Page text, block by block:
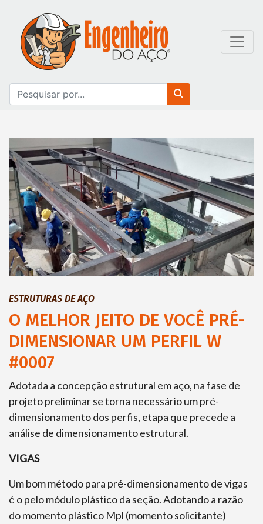
ESTRUTURAS DE AÇO
O MELHOR JEITO DE VOCÊ PRÉ-
DIMENSIONAR UM PERFIL W
#0007
Adotada a concepção estrutural em aço, na fase de
projeto preliminar se torna necessário um pré-
dimensionamento dos perfis, etapa que precede a
análise de dimensionamento estrutural.
VIGAS
Um bom método para pré-dimensionamento de vigas
é o pelo módulo plástico da seção. Adotando a razão
do momento plástico Mpl (momento solicitante)